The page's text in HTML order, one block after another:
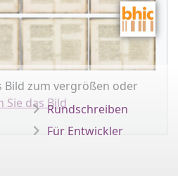
Bild zum vergrößen oder
Sie das BildRundschreiben
Für Entwickler